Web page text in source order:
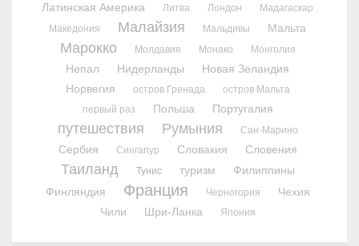
Латинская Америка Литва Лондон
Мадагаскар
Македония
Малайзия Мальдивы Мальта
Марокко Молдавия Монако Монголия
Непал Нидерланды
Новая Зеландия
Норвегия
остров Гренада
остров Мальта
первый раз
Польша Португалия
путешествия Румыния Сан-Марино
Сербия Сингапур Словакия Словения
Таиланд Тунис туризм
Филиппины
Финляндия
Франция Черногория
Чехия
Чили
Шри-Ланка Япония